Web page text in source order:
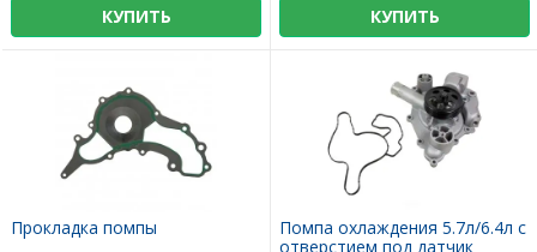
КУПИТЬ КУПИТЬ
Прокладка помпы
Помпа охлаждения 5.7л/6.4л с
отверстием под датчик